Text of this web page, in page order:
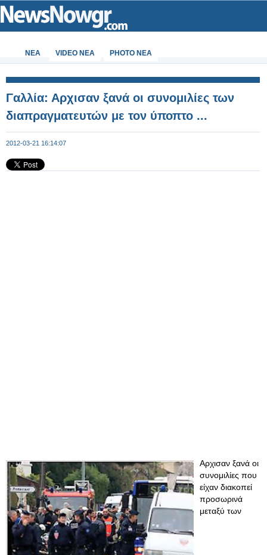
ΝΕΑ VIDEO NEA PHOTO NEA
Γαλλία: Αρχισαν ξανά οι συνομιλίες των
διαπραγματευτών με τον ύποπτο ...
2012-03-21 16:14:07
Αρχισαν ξανά οι
συνομιλίες που
είχαν διακοπεί
προσωρινά
μεταξύ των